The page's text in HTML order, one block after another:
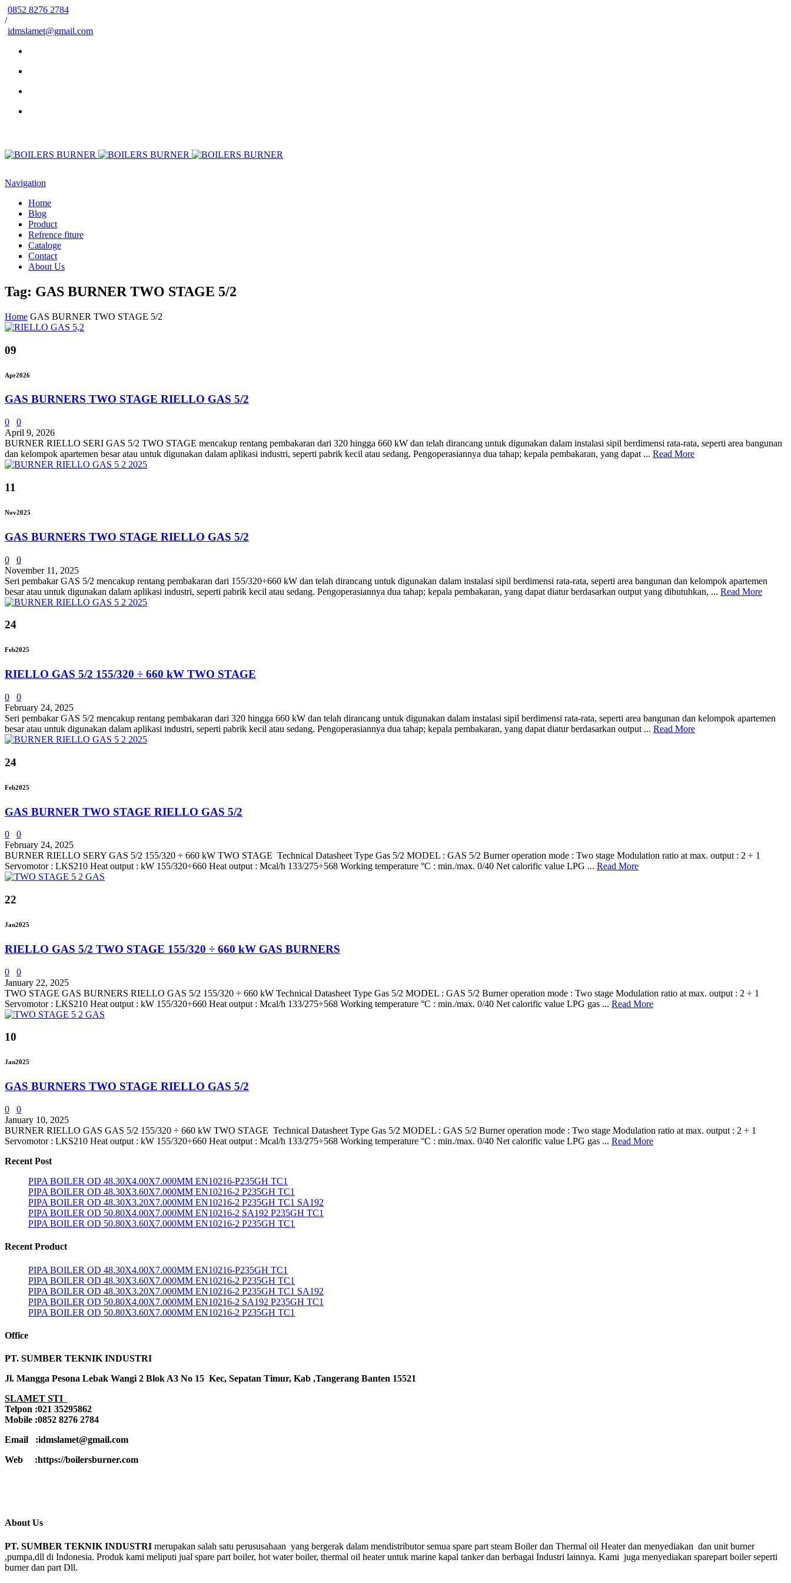
0852 8276 2784
/
idmslamet@gmail.com
Navigation
Home
Blog
Product
Refrence fiture
Cataloge
Contact
About Us
Tag: GAS BURNER TWO STAGE 5/2
Home GAS BURNER TWO STAGE 5/2
09
Apr2026
GAS BURNERS TWO STAGE RIELLO GAS 5/2
0
0
April 9, 2026
BURNER RIELLO SERI GAS 5/2 TWO STAGE mencakup rentang pembakaran dari 320 hingga 660 kW dan telah dirancang untuk digunakan dalam instalasi sipil berdimensi rata-rata, seperti area bangunan
dan kelompok apartemen besar atau untuk digunakan dalam aplikasi industri, seperti pabrik kecil atau sedang. Pengoperasiannya dua tahap; kepala pembakaran, yang dapat ... Read More
11
Nov2025
GAS BURNERS TWO STAGE RIELLO GAS 5/2
0
0
November 11, 2025
Seri pembakar GAS 5/2 mencakup rentang pembakaran dari 155/320÷660 kW dan telah dirancang untuk digunakan dalam instalasi sipil berdimensi rata-rata, seperti area bangunan dan kelompok apartemen
besar atau untuk digunakan dalam aplikasi industri, seperti pabrik kecil atau sedang. Pengoperasiannya dua tahap; kepala pembakaran, yang dapat diatur berdasarkan output yang dibutuhkan, ... Read More
24
Feb2025
RIELLO GAS 5/2 155/320 ÷ 660 kW TWO STAGE
0
0
February 24, 2025
Seri pembakar GAS 5/2 mencakup rentang pembakaran dari 320 hingga 660 kW dan telah dirancang untuk digunakan dalam instalasi sipil berdimensi rata-rata, seperti area bangunan dan kelompok apartemen
besar atau untuk digunakan dalam aplikasi industri, seperti pabrik kecil atau sedang. Pengoperasiannya dua tahap; kepala pembakaran, yang dapat diatur berdasarkan output ... Read More
24
Feb2025
GAS BURNER TWO STAGE RIELLO GAS 5/2
0
0
February 24, 2025
BURNER RIELLO SERY GAS 5/2 155/320 ÷ 660 kW TWO STAGE Technical Datasheet Type Gas 5/2 MODEL : GAS 5/2 Burner operation mode : Two stage Modulation ratio at max. output : 2 ÷ 1
Servomotor : LKS210 Heat output : kW 155/320÷660 Heat output : Mcal/h 133/275÷568 Working temperature °C : min./max. 0/40 Net calorific value LPG ... Read More
22
Jan2025
RIELLO GAS 5/2 TWO STAGE 155/320 ÷ 660 kW GAS BURNERS
0
0
January 22, 2025
TWO STAGE GAS BURNERS RIELLO GAS 5/2 155/320 ÷ 660 kW Technical Datasheet Type Gas 5/2 MODEL : GAS 5/2 Burner operation mode : Two stage Modulation ratio at max. output : 2 ÷ 1
Servomotor : LKS210 Heat output : kW 155/320÷660 Heat output : Mcal/h 133/275÷568 Working temperature °C : min./max. 0/40 Net calorific value LPG gas ... Read More
10
Jan2025
GAS BURNERS TWO STAGE RIELLO GAS 5/2
0
0
January 10, 2025
BURNER RIELLO GAS GAS 5/2 155/320 ÷ 660 kW TWO STAGE Technical Datasheet Type Gas 5/2 MODEL : GAS 5/2 Burner operation mode : Two stage Modulation ratio at max. output : 2 ÷ 1
Servomotor : LKS210 Heat output : kW 155/320÷660 Heat output : Mcal/h 133/275÷568 Working temperature °C : min./max. 0/40 Net calorific value LPG gas ... Read More
Recent Post
PIPA BOILER OD 48.30X4.00X7.000MM EN10216-P235GH TC1
PIPA BOILER OD 48.30X3.60X7.000MM EN10216-2 P235GH TC1
PIPA BOILER OD 48.30X3.20X7.000MM EN10216-2 P235GH TC1 SA192
PIPA BOILER OD 50.80X4.00X7.000MM EN10216-2 SA192 P235GH TC1
PIPA BOILER OD 50.80X3.60X7.000MM EN10216-2 P235GH TC1
Recent Product
PIPA BOILER OD 48.30X4.00X7.000MM EN10216-P235GH TC1
PIPA BOILER OD 48.30X3.60X7.000MM EN10216-2 P235GH TC1
PIPA BOILER OD 48.30X3.20X7.000MM EN10216-2 P235GH TC1 SA192
PIPA BOILER OD 50.80X4.00X7.000MM EN10216-2 SA192 P235GH TC1
PIPA BOILER OD 50.80X3.60X7.000MM EN10216-2 P235GH TC1
Office
PT. SUMBER TEKNIK INDUSTRI
Jl. Mangga Pesona Lebak Wangi 2 Blok A3 No 15 Kec, Sepatan Timur, Kab ,Tangerang Banten 15521
SLAMET STI
Telpon :021 35295862
Mobile :0852 8276 2784
Email :idmslamet@gmail.com
Web :https://boilersburner.com
About Us
PT. SUMBER TEKNIK INDUSTRI merupakan salah satu perususahaan yang bergerak dalam mendistributor semua spare part steam Boiler dan Thermal oil Heater dan menyediakan dan unit burner
,pumpa,dll di Indonesia. Produk kami meliputi jual spare part boiler, hot water boiler, thermal oil heater untuk marine kapal tanker dan berbagai Industri lainnya. Kami juga menyediakan sparepart boiler seperti
burner dan part Dll.